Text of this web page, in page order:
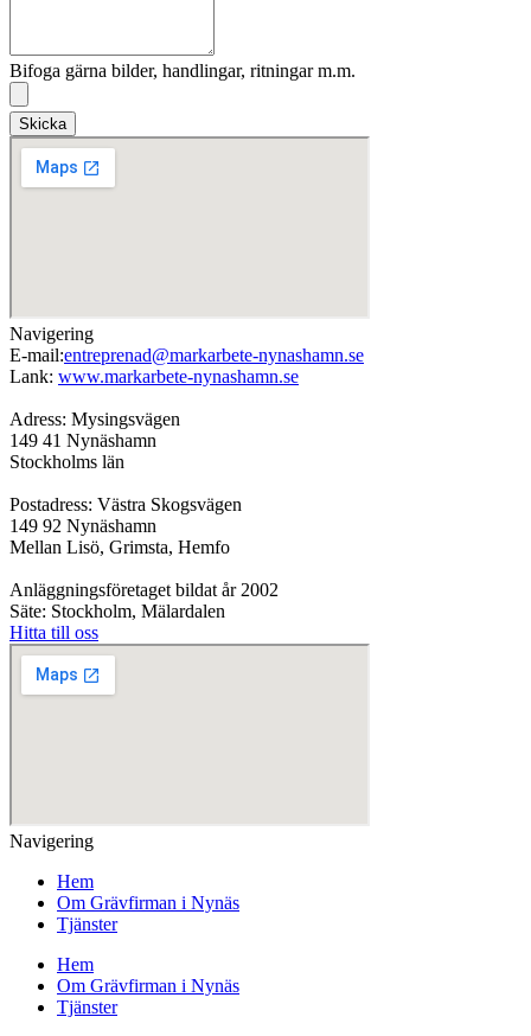
Bifoga gärna bilder, handlingar, ritningar m.m.
Skicka
Navigering
E-mail:entreprenad@markarbete-nynashamn.se
Lank: www.markarbete-nynashamn.se
Adress: Mysingsvägen
149 41 Nynäshamn
Stockholms län
Postadress: Västra Skogsvägen
149 92 Nynäshamn
Mellan Lisö, Grimsta, Hemfo
Anläggningsföretaget bildat år 2002
Säte: Stockholm, Mälardalen
Hitta till oss
Navigering
Hem
Om Grävfirman i Nynäs
Tjänster
Hem
Om Grävfirman i Nynäs
Tjänster